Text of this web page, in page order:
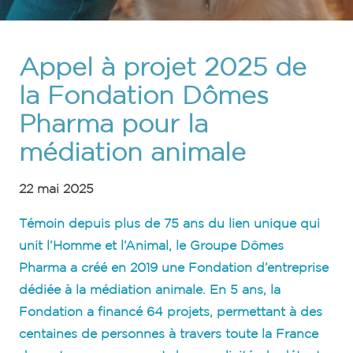
Appel à projet 2025 de
la Fondation Dômes
Pharma pour la
médiation animale
22 mai 2025
Témoin depuis plus de 75 ans du lien unique qui
unit l’Homme et l’Animal, le Groupe Dômes
Pharma a créé en 2019 une Fondation d’entreprise
dédiée à la médiation animale. En 5 ans, la
Fondation a financé 64 projets, permettant à des
centaines de personnes à travers toute la France